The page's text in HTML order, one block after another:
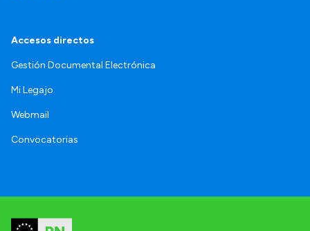
Accesos directos
Gestión Documental Electrónica
Mi Legajo
Webmail
Convocatorias